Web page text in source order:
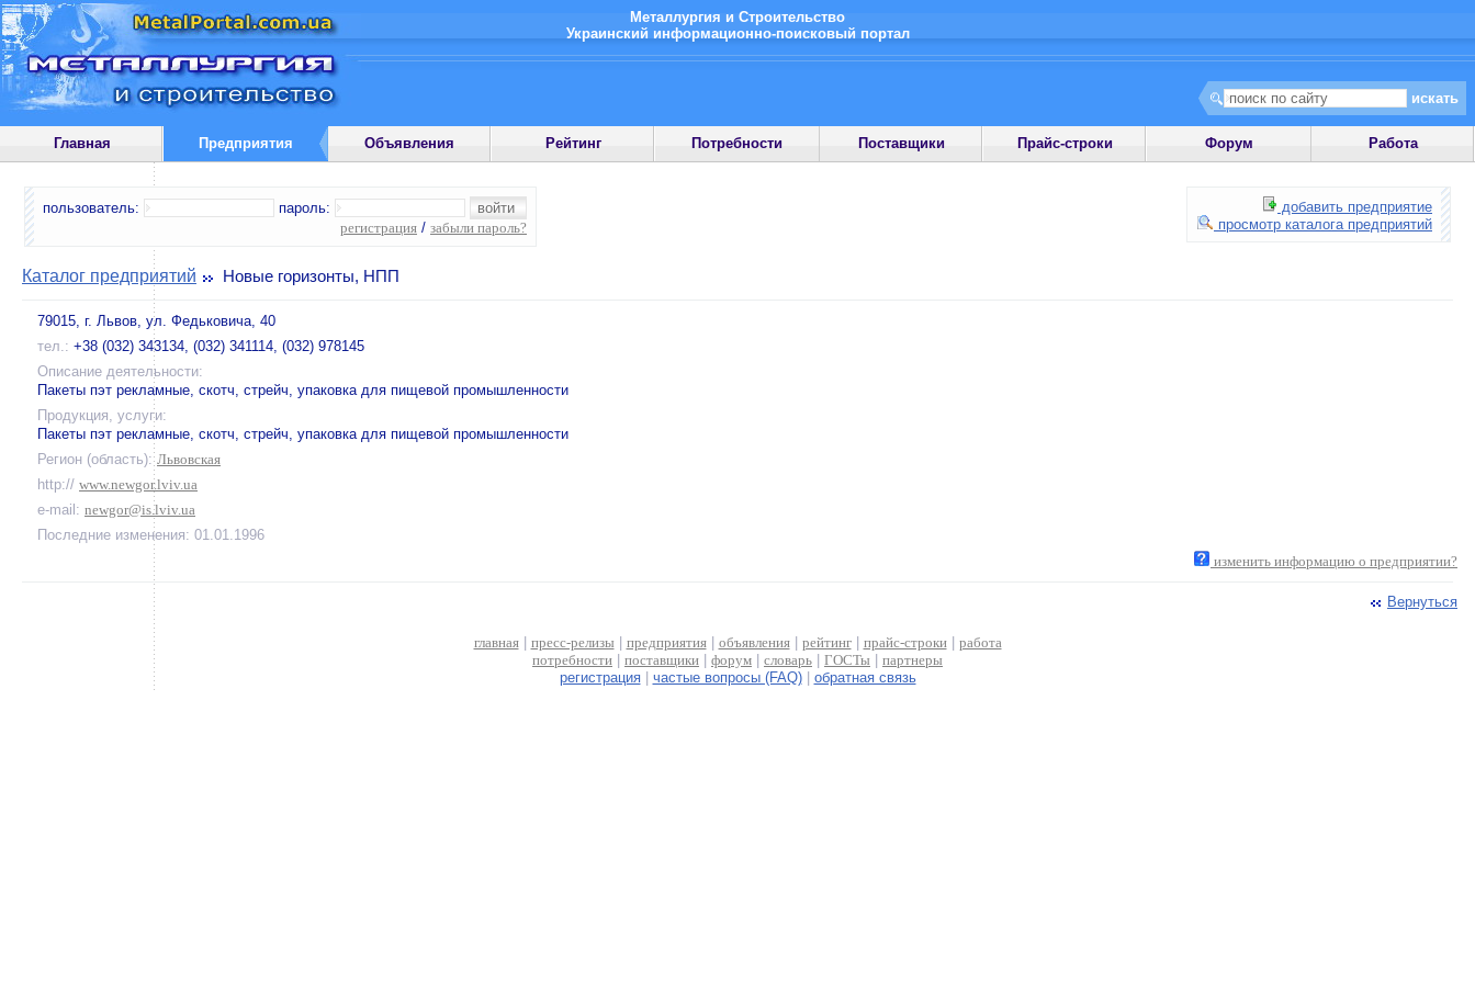
Металлургия и Строительство
Украинский информационно-поисковый портал
Главная Предприятия Объявления Рейтинг Потребности Поставщики Прайс-строки Форум Работа
пользователь:
пароль:
регистрация / забыли пароль?
добавить предприятие
просмотр каталога предприятий
Каталог предприятий Новые горизонты, НПП
79015, г. Львов, ул. Федьковича, 40
тел.: +38 (032) 343134, (032) 341114, (032) 978145
Описание деятельности:
Пакеты пэт рекламные, скотч, стрейч, упаковка для пищевой промышленности
Продукция, услуги:
Пакеты пэт рекламные, скотч, стрейч, упаковка для пищевой промышленности
Регион (область): Львовская
http:// www.newgor.lviv.ua
e-mail: newgor@is.lviv.ua
Последние изменения: 01.01.1996
изменить информацию о предприятии?
Вернуться
главная| пресс-релизы предприятия| объявления| рейтинг| прайс-строки| работа
потребности
поставщики форум словарь ГОСТы
партнеры
регистрация| частые вопросы (FAQ)| обратная связь